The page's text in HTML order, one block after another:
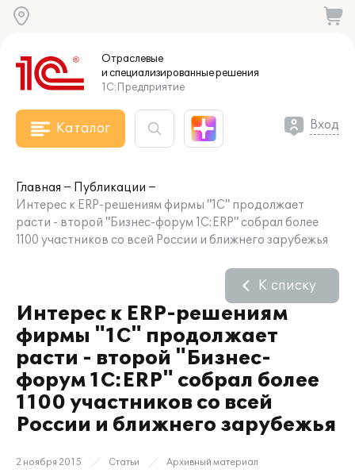
Отраслевые
и специализированныерешения
1С:Предприятие
Каталог Вход
Главная
Публикации
Интерес к ERP-решениям фирмы "1С" продолжает
расти - второй "Бизнес-форум 1С:ERP" собрал более
1100 участников со всей России и ближнего зарубежья
Интерес к ERP-решениям
фирмы "1С" продолжает
расти - второй "Бизнес-
форум 1С:ERP" собрал более
1100 участников со всей
России и ближнего зарубежья
К списку
2 ноября 2015 Статьи Архивный материал